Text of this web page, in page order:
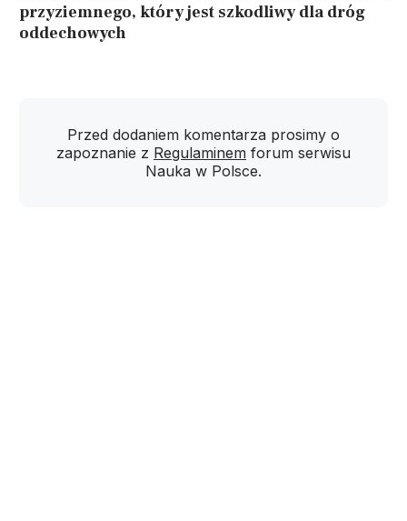
przyziemnego, który jest szkodliwy dla dróg
oddechowych
Przed dodaniem komentarza prosimy o
zapoznanie z Regulaminem forum serwisu
Nauka w Polsce.